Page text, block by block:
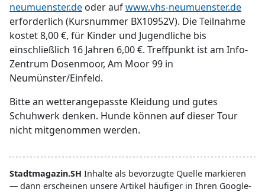
neumuenster.de oder aufwww.vhs-neumuenster.de
erforderlich (Kursnummer BX10952V). Die Teilnahme
kostet 8,00 €, für Kinder und Jugendliche bis
einschließlich 16 Jahren 6,00 €. Treffpunkt ist am Info-
Zentrum Dosenmoor, Am Moor 99 in
Neumünster/Einfeld.
Bitte an wetterangepasste Kleidung und gutes
Schuhwerk denken. Hunde können auf dieser Tour
nicht mitgenommen werden.
Stadtmagazin.SH Inhalte als bevorzugte Quelle markieren
— dann erscheinen unsere Artikel häufiger in Ihren Google-